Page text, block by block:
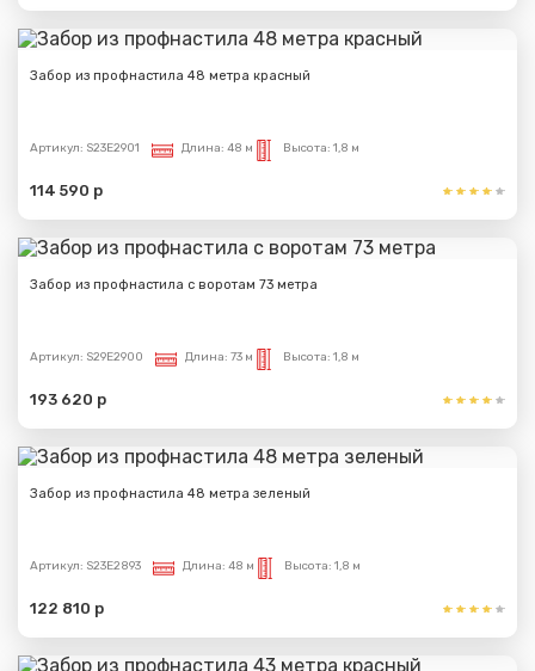
Забор из профнастила 48 метра красный
Артикул: S23E2901 Длина: 48 м Высота: 1,8 м
114 590 р
Забор из профнастила с воротам 73 метра
Артикул: S29E2900 Длина: 73 м Высота: 1,8 м
193 620 р
Забор из профнастила 48 метра зеленый
Артикул: S23E2893 Длина: 48 м Высота: 1,8 м
122 810 р